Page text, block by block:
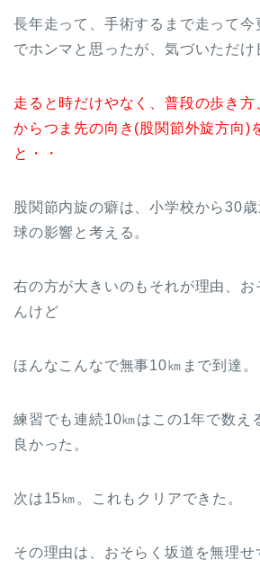
長年走って、手術するまで走って今
でホンマと思ったが、気づいただけ
走ると時だけやなく、普段の歩き
からつま先の向き(股関節外旋方向)
と・・
股関節内旋の癖は、小学校から30
球の影響と考える。
右の方が大きいのもそれが理由、お
んけど
ほんなこんなで無事10㎞まで到達。
練習でも連続10㎞はこの1年で数え
良かった。
次は15㎞。これもクリアできた。
その理由は、おそらく坂道を無理